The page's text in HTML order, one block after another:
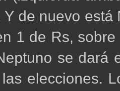
Y de nuevo
1 de Rs,
se dará
elecciones.